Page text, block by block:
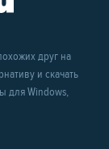
друг на
и скачать
для Windows,